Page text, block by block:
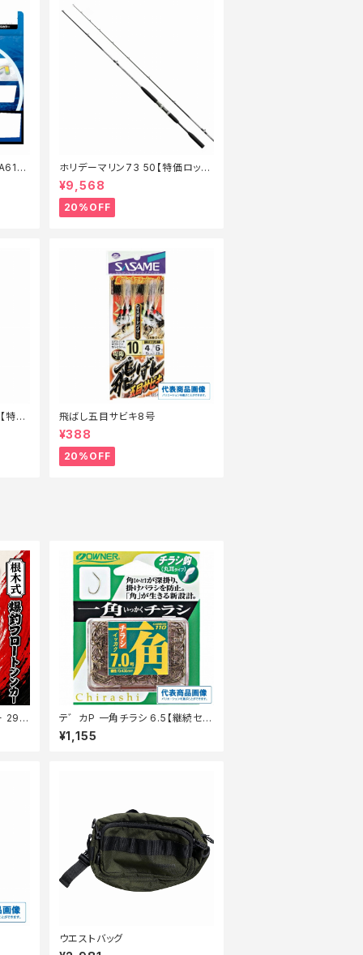
ホリデーマリン73 50【特価ロッ
ド】【20】
¥9,568
20%OFF
特価
飛ばし五目サビキ8号
¥388
20%OFF
29
テ゛カP 一角チラシ 6.5【継続セー
ル_仕掛】
¥1,155
ウエストバッグ